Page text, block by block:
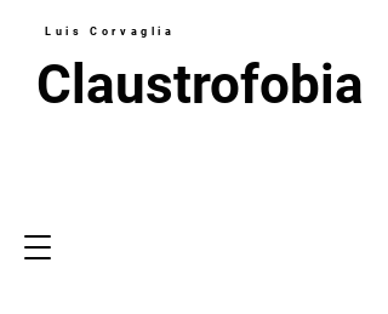
Luis Corvaglia
Claustrofobia